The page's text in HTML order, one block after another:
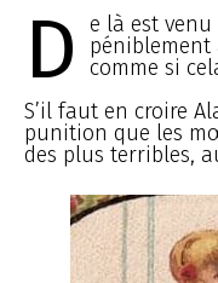
D
e là est
péniblement
comme si
S’il faut en croire
punition que les
des plus terribles,